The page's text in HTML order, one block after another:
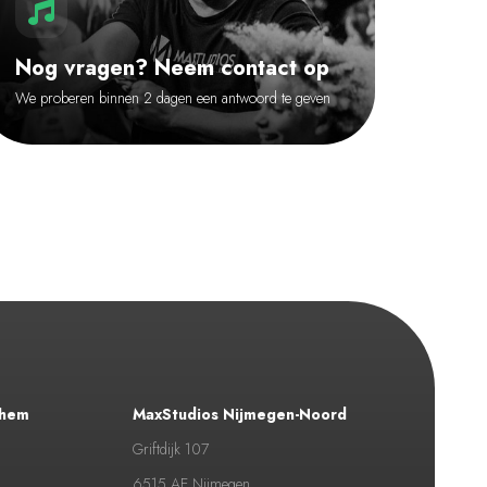
Nog vragen? Neem contact op
We proberen binnen 2 dagen een antwoord te geven
MaxStudios Nijmegen-Noord
Griftdijk 107